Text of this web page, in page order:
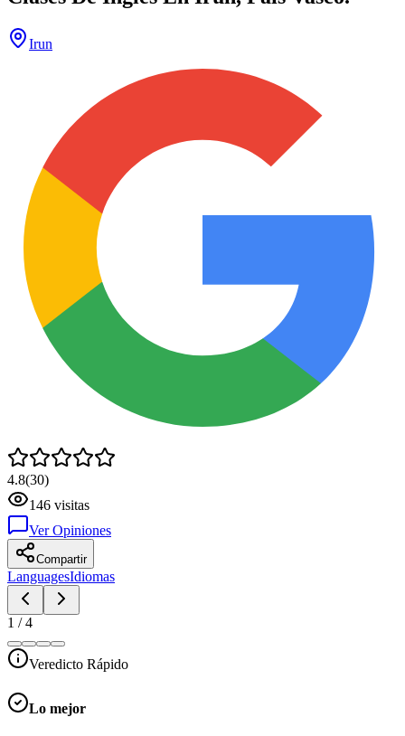
Irun
4.8(30)
146 visitas
Ver Opiniones
Compartir
LanguagesIdiomas
1 /4
Veredicto Rápido
Lo mejor